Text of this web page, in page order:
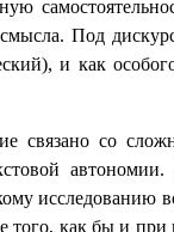
Под
и как
связано со
как бы и при